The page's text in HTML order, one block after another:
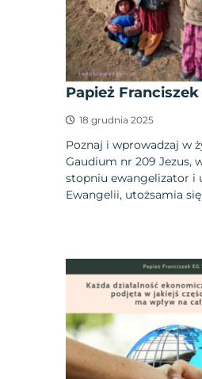
Papież Franciszek
18 grudnia 2025
Poznaj i wprowadzaj w
Gaudium nr 209 Jezus,
stopniu ewangelizator i
Ewangelii, utożsamia się